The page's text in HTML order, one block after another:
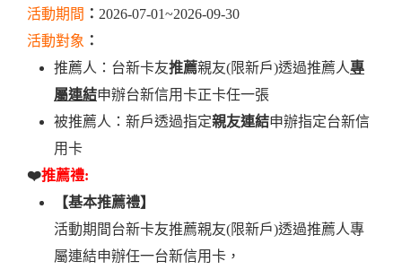
活動期間 ： 2026-07-01~2026-09-30
活動對象 ：
推薦人：台新卡友推薦親友(限新戶)透過推薦人專
屬連結申辦台新信用卡正卡任一張
被推薦人：新戶透過指定親友連結申辦指定台新信
用卡
❤️推薦禮:
【基本推薦禮】
活動期間台新卡友推薦親友(限新戶)透過推薦人專
屬連結申辦任一台新信用卡，